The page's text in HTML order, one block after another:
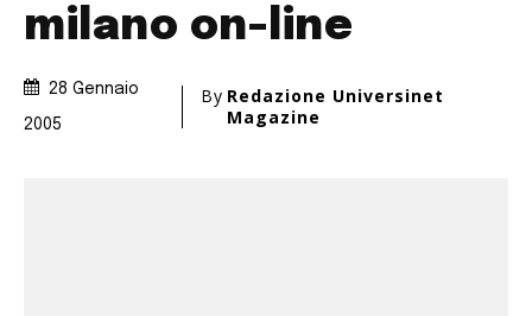
milano on-line
28 Gennaio
2005
By Redazione Universinet
Magazine